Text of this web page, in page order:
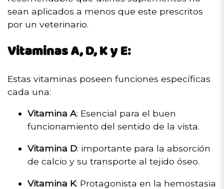
sean aplicados a menos que este prescritos
por un veterinario.
Vitaminas A, D, K y E:
Estas vitaminas poseen funciones específicas
cada una:
Vitamina A: Esencial para el buen
funcionamiento del sentido de la vista.
Vitamina D: importante para la absorción
de calcio y su transporte al tejido óseo.
Vitamina K: Protagonista en la hemostasia